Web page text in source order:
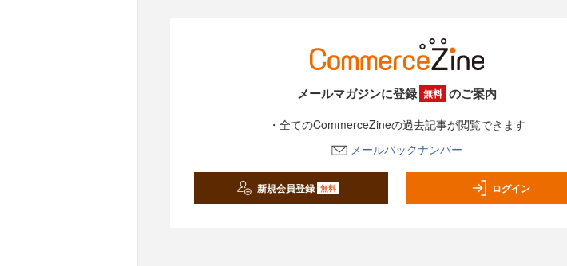
メールマガジンに登録 無料 のご案内
・全てのCommerceZineの過去記事が閲覧できます
メールバックナンバー
新規会員登録 無料 ログイン